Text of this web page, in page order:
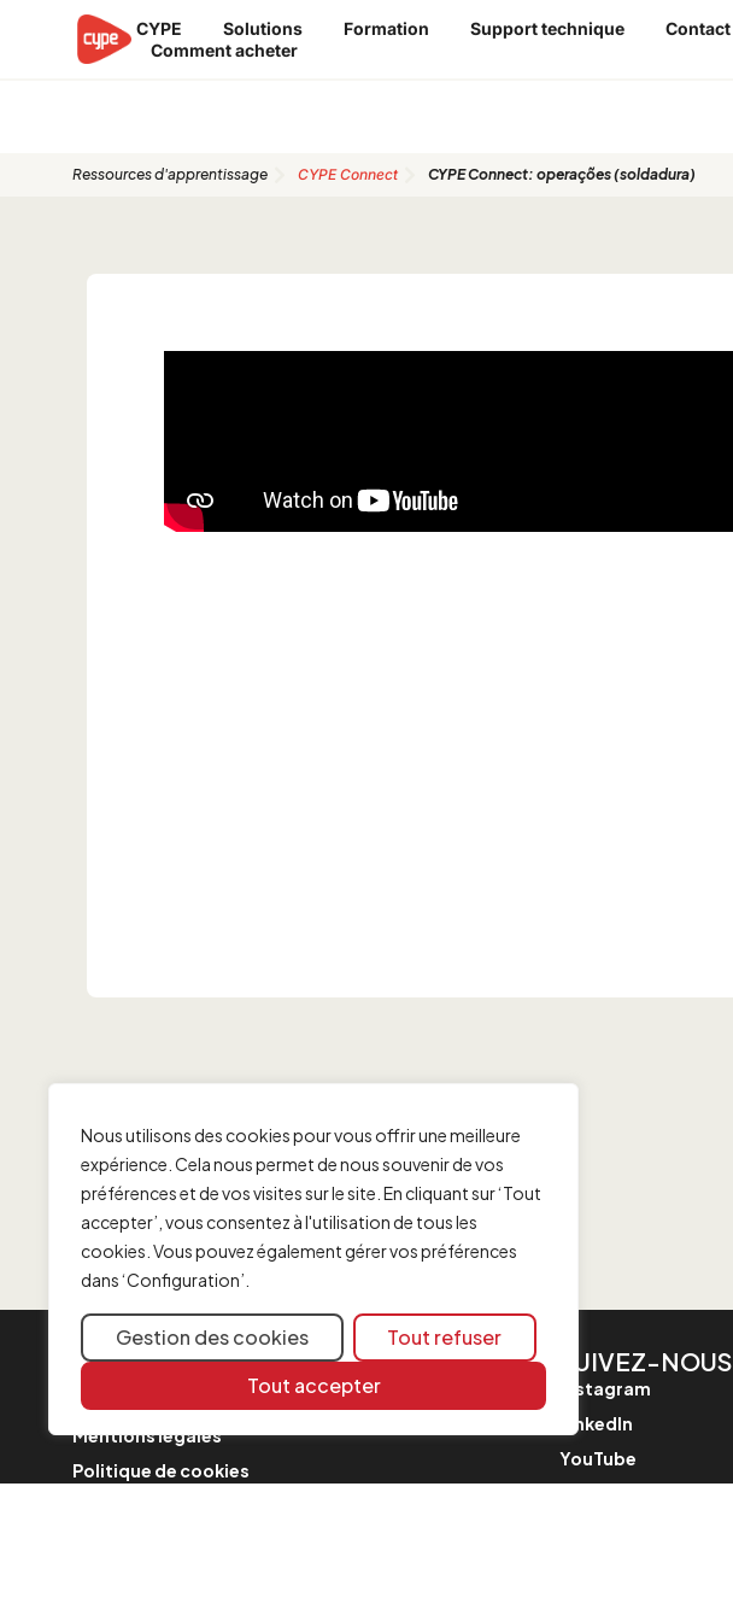
Nous utilisons des cookies pour vous offrir une meilleure
expérience. Cela nous permet de nous souvenir de vos
préférences et de vos visites sur le site. En cliquant sur ‘Tout
accepter’, vous consentez à l'utilisation de tous les
cookies. Vous pouvez également gérer vos préférences
dans ‘Configuration’.
Gestion des cookies
Tout refuser
Tout accepter
CYPE Solutions Formation Support technique
Contact
Comment acheter
Ressources d'apprentissage CYPE Connect CYPE Connect: operações (soldadura)
INFORMATION
Contact
Mentions légales
Politique de cookies
SUIVEZ-NOUS
Instagram
LinkedIn
YouTube